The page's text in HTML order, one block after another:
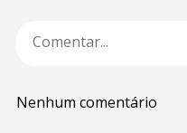
Nenhum comentário